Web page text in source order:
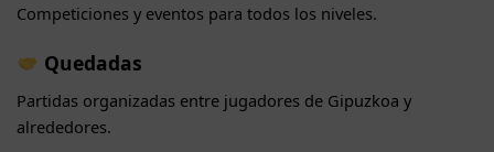
Competiciones y eventos para todos los niveles.
Quedadas
Partidas organizadas entre jugadores de Gipuzkoa y
alrededores.